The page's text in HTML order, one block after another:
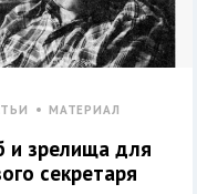
МАТЕРИАЛ
и зрелища для
секретаря